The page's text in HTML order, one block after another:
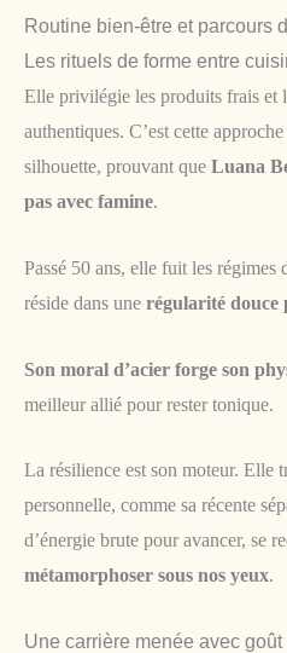
Routine bien-être et parcours
Les rituels de forme entre
Elle privilégie les produits frais et
authentiques. C’est cette
silhouette, prouvant que Luana
pas avec famine.
Passé 50 ans, elle fuit les régimes
réside dans une régularité douce
Son moral d’acier forge son
meilleur allié pour rester tonique.
La résilience est son moteur. Elle
personnelle, comme sa récente
d’énergie brute pour avancer, se
métamorphoser sous nos yeux.
Une carrière menée avec